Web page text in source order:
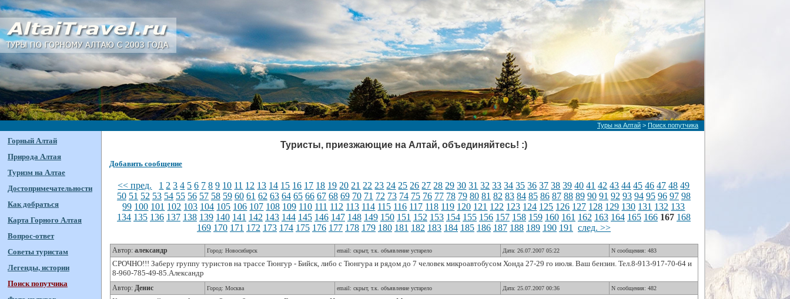
Туры на Алтай > Поиск попутчика
Горный Алтай
Природа Алтая
Туризм на Алтае
Достопримечательности
Как добраться
Карта Горного Алтая
Вопрос-ответ
Советы туристам
Легенды, истории
Поиск попутчика
Туристы, приезжающие на Алтай, объединяйтесь! :)
Добавить сообщение
<< пред. 1 2 3 4 5 6 7 8 9 10 11 12 13 14 15 16 17 18 19 20 21 22 23 24 25 26 27 28 29 30 31 32 33 34 35 36 37 38 39 40 41 42 43 44 45 46 47 48 49
50 51 52 53 54 55 56 57 58 59 60 61 62 63 64 65 66 67 68 69 70 71 72 73 74 75 76 77 78 79 80 81 82 83 84 85 86 87 88 89 90 91 92 93 94 95 96 97 98
99 100 101 102 103 104 105 106 107 108 109 110 111 112 113 114 115 116 117 118 119 120 121 122 123 124 125 126 127 128 129 130 131 132 133
134 135 136 137 138 139 140 141 142 143 144 145 146 147 148 149 150 151 152 153 154 155 156 157 158 159 160 161 162 163 164 165 166 167 168
169 170 171 172 173 174 175 176 177 178 179 180 181 182 183 184 185 186 187 188 189 190 191 след. >>
Автор: александр Город: Новосибирск email: скрыт, т.к. объявление устарело Дата: 26.07.2007 05:22 N сообщения: 483
СРОЧНО!!! Заберу группу туристов на трассе Тюнгур - Бийск, либо с Тюнгура и рядом до 7 человек микроавтобусом Хонда 27-29 го июля. Ваш бензин. Тел.8-913-917-70-64 и
8-960-785-49-85.Александр
Автор: Денис Город: Москва email: скрыт, т.к. объявление устарело Дата: 25.07.2007 00:36 N сообщения: 482